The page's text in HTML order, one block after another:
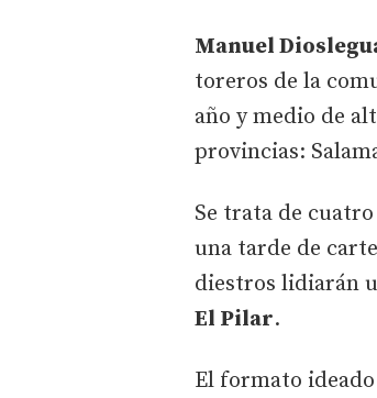
Manuel
toreros de la
año y medio de
provincias:
Se trata de
una tarde de
diestros lidiarán
El Pilar.
El formato